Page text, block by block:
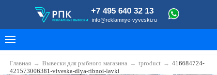
Главная → Вывески для рыбного магазина → tproduct → 416684724-
421573006381-viveska-dlya-ribnoi-lavki
+7 495 640 32 13
info@reklamnye-vyveski.ru